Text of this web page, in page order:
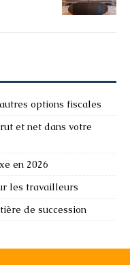
options fiscales
et net dans votre
en 2026
les travailleurs
de succession